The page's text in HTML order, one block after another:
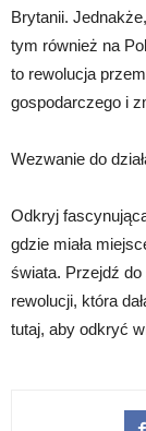
Brytanii.
tym również na
to rewolucja
gospodarczego i
Wezwanie do
Odkryj
gdzie miała
świata. Przejdź do
rewolucji, która
tutaj, aby odkryć